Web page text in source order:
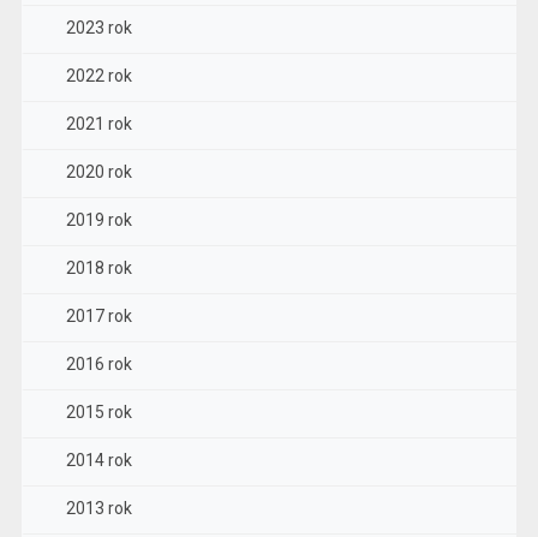
2023 rok
2022 rok
2021 rok
2020 rok
2019 rok
2018 rok
2017 rok
2016 rok
2015 rok
2014 rok
2013 rok